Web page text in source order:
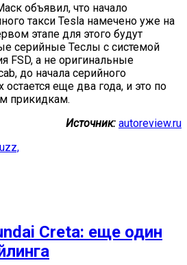
объявил, что начало
такси Tesla намечено уже на
этапе для этого будут
серийные Теслы с системой
FSD, а не оригинальные
до начала серийного
еще два года, и это по
прикидкам.
Источник: autoreview.ru
Creta: еще один